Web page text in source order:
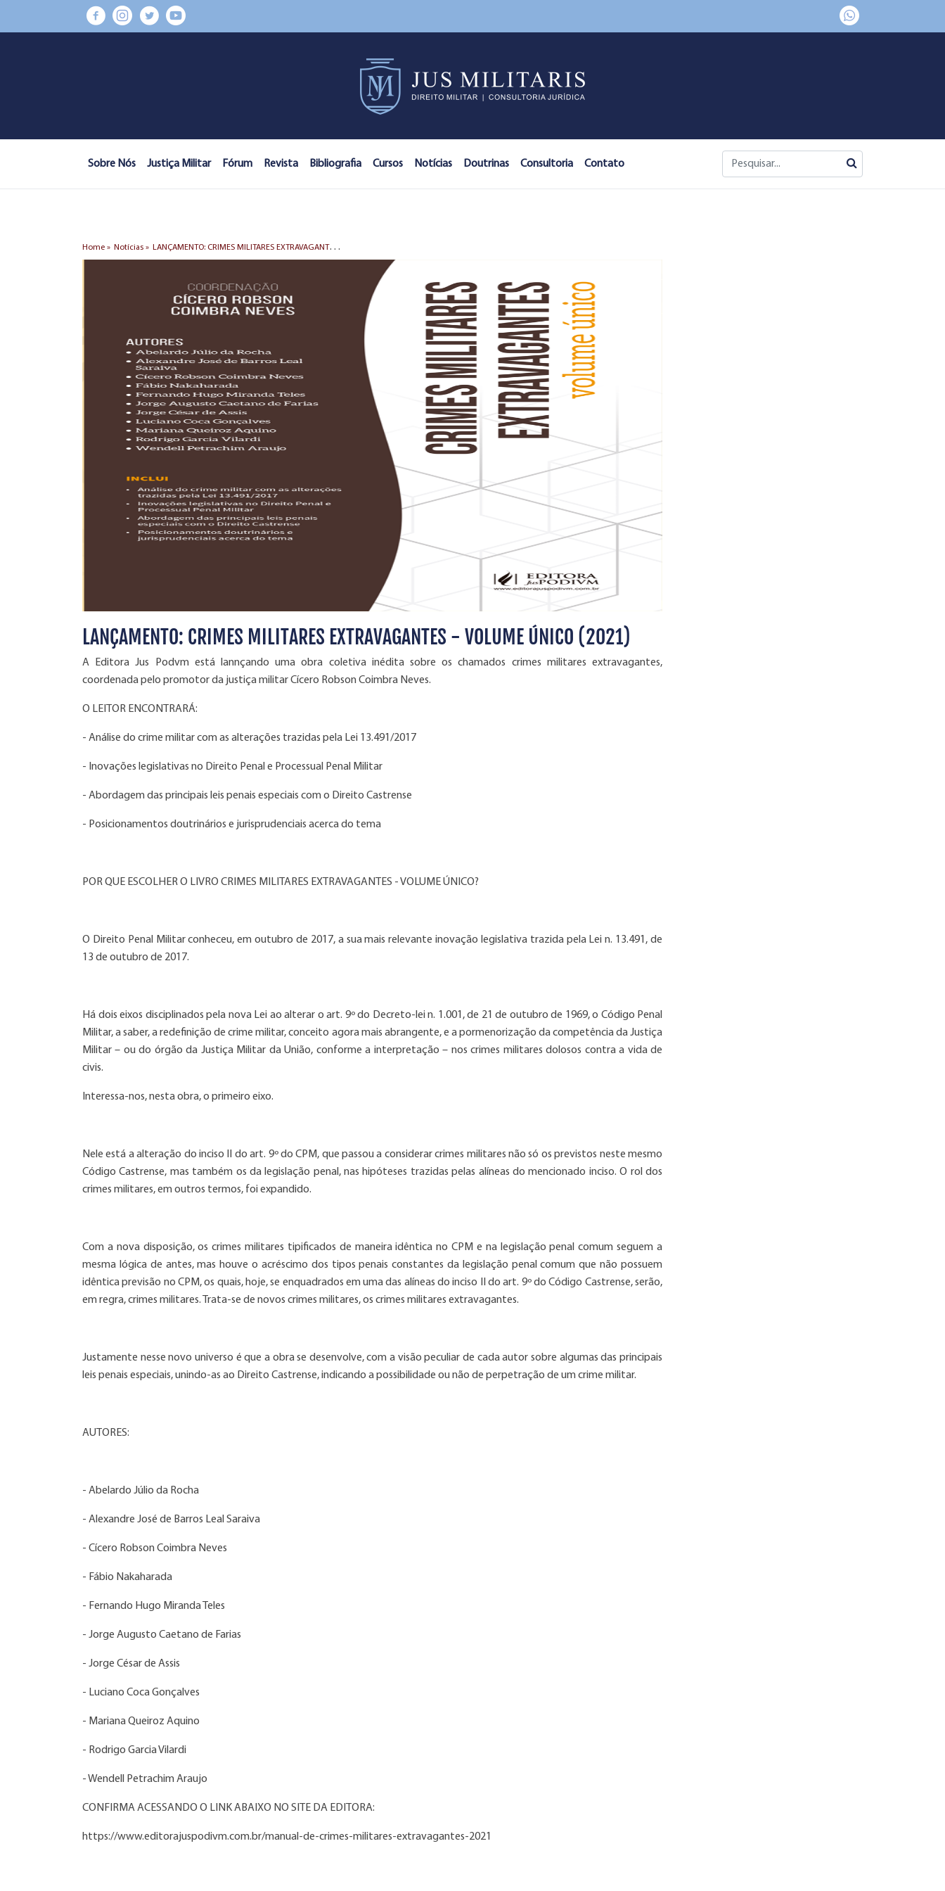
Sobre Nós Justiça Militar Fórum Revista Bibliografia Cursos Notícias Doutrinas Consultoria Contato
Home » Notícias » L
ANÇAMENTO: CRIMES MILITARES EXTRAVAGANTES - VOLUME ÚNICO (2021)
LANÇAMENTO: CRIMES MILITARES EXTRAVAGANTES - VOLUME ÚNICO (2021)
A Editora Jus Podvm está lannçando uma obra coletiva inédita sobre os chamados crimes militares extravagantes,
coordenada pelo promotor da justiça militar Cícero Robson Coimbra Neves.
O LEITOR ENCONTRARÁ:
- Análise do crime militar com as alterações trazidas pela Lei 13.491/2017
- Inovações legislativas no Direito Penal e Processual Penal Militar
- Abordagem das principais leis penais especiais com o Direito Castrense
- Posicionamentos doutrinários e jurisprudenciais acerca do tema
POR QUE ESCOLHER O LIVRO CRIMES MILITARES EXTRAVAGANTES - VOLUME ÚNICO?
O Direito Penal Militar conheceu, em outubro de 2017, a sua mais relevante inovação legislativa trazida pela Lei n. 13.491, de
13 de outubro de 2017.
Há dois eixos disciplinados pela nova Lei ao alterar o art. 9º do Decreto-lei n. 1.001, de 21 de outubro de 1969, o Código Penal
Militar, a saber, a redefinição de crime militar, conceito agora mais abrangente, e a pormenorização da competência da Justiça
Militar – ou do órgão da Justiça Militar da União, conforme a interpretação – nos crimes militares dolosos contra a vida de
civis.
Interessa-nos, nesta obra, o primeiro eixo.
Nele está a alteração do inciso II do art. 9º do CPM, que passou a considerar crimes militares não só os previstos neste mesmo
Código Castrense, mas também os da legislação penal, nas hipóteses trazidas pelas alíneas do mencionado inciso. O rol dos
crimes militares, em outros termos, foi expandido.
Com a nova disposição, os crimes militares tipificados de maneira idêntica no CPM e na legislação penal comum seguem a
mesma lógica de antes, mas houve o acréscimo dos tipos penais constantes da legislação penal comum que não possuem
idêntica previsão no CPM, os quais, hoje, se enquadrados em uma das alíneas do inciso II do art. 9º do Código Castrense, serão,
em regra, crimes militares. Trata-se de novos crimes militares, os crimes militares extravagantes.
Justamente nesse novo universo é que a obra se desenvolve, com a visão peculiar de cada autor sobre algumas das principais
leis penais especiais, unindo-as ao Direito Castrense, indicando a possibilidade ou não de perpetração de um crime militar.
AUTORES:
- Abelardo Júlio da Rocha
- Alexandre José de Barros Leal Saraiva
- Cícero Robson Coimbra Neves
- Fábio Nakaharada
- Fernando Hugo Miranda Teles
- Jorge Augusto Caetano de Farias
- Jorge César de Assis
- Luciano Coca Gonçalves
- Mariana Queiroz Aquino
- Rodrigo Garcia Vilardi
- Wendell Petrachim Araujo
CONFIRMA ACESSANDO O LINK ABAIXO NO SITE DA EDITORA:
https://www.editorajuspodivm.com.br/manual-de-crimes-militares-extravagantes-2021